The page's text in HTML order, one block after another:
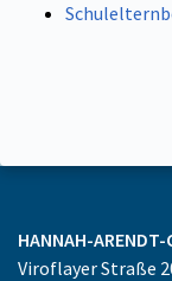
HANNAH-ARENDT-
Viroflayer Straße